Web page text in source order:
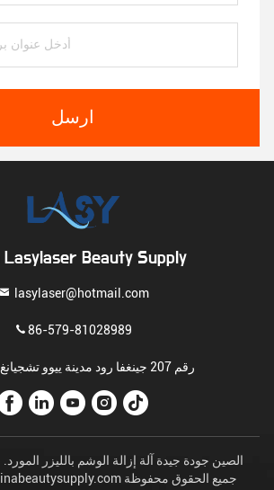
ارسل
Lasylaser Beauty Supply
lasylaser@hotmail.com
86-579-81028989
رقم 207 جينغفا رود مدينة ييوو تشجيانغ الصين
الصين جودة جيدة آلة إزالة الوشم بالليزر
© 2024-2025 chinabeautysupply.com جميع الحقوق محفوظة